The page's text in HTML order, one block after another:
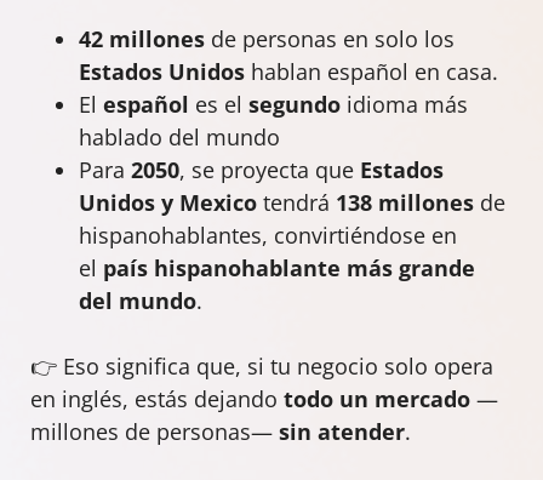
42 millones de personas en solo los
Estados Unidos hablan español en casa.
El español es el segundo idioma más
hablado del mundo
Para 2050, se proyecta que Estados
Unidos y Mexico tendrá 138 millones de
hispanohablantes, convirtiéndose en
el país hispanohablante más grande
del mundo.
👉 Eso significa que, si tu negocio solo opera
en inglés, estás dejando todo un mercado —
millones de personas— sin atender.